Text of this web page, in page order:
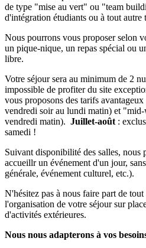
de type "mise au vert" ou "team
d'intégration étudiants ou à tout autre
Nous pourrons vous proposer selon
un pique-nique, un repas spécial ou
libre.
Votre séjour sera au minimum de 2
impossible de profiter du site
vous proposons des tarifs
vendredi soir au lundi matin) et
vendredi matin). Juillet-août :
samedi !
Suivant disponibilité des salles, nous
accueillr un événement d'un jour,
générale, événement culturel, etc.).
N'hésitez pas à nous faire part de
l'organisation de votre séjour sur
d'activités extérieures.
Nous nous adapterons à vos